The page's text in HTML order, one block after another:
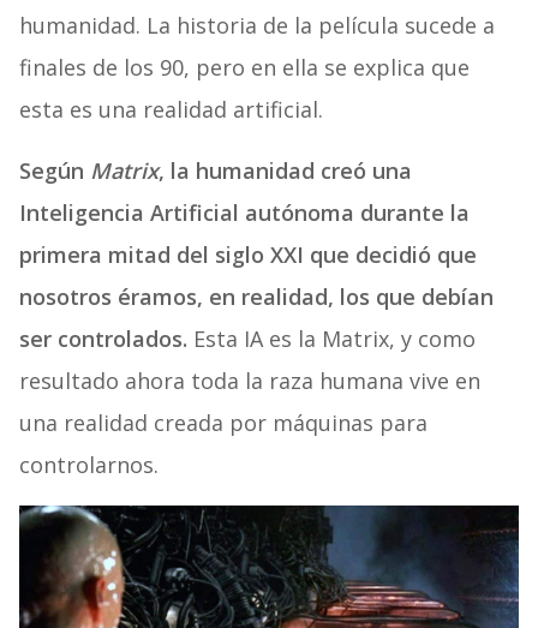
humanidad. La historia de la película sucede a
finales de los 90, pero en ella se explica que
esta es una realidad artificial.
Según Matrix, la humanidad creó una
Inteligencia Artificial autónoma durante la
primera mitad del siglo XXI que decidió que
nosotros éramos, en realidad, los que debían
ser controlados. Esta IA es la Matrix, y como
resultado ahora toda la raza humana vive en
una realidad creada por máquinas para
controlarnos.